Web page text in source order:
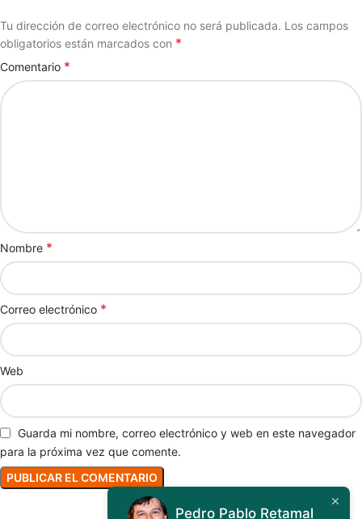
Tu dirección de correo electrónico no será publicada. Los campos
obligatorios están marcados con *
Comentario *
Nombre *
Correo electrónico *
Web
Guarda mi nombre, correo electrónico y web en este navegador
para la próxima vez que comente.
Pedro Pablo Retamal